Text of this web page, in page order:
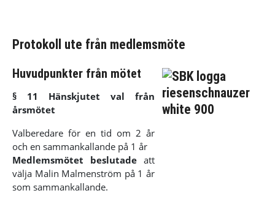
Protokoll ute från medlemsmöte
Huvudpunkter från mötet
§ 11 Hänskjutet val från
årsmötet
Valberedare för en tid om 2 år
och en sammankallande på 1 år
Medlemsmötet beslutade att
välja Malin Malmenström på 1 år
som sammankallande.